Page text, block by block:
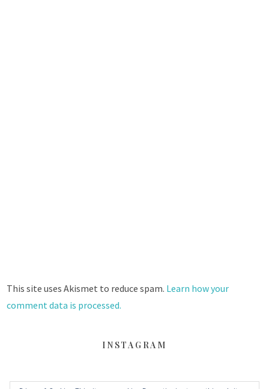
This site uses Akismet to reduce spam. Learn how your
comment data is processed.
INSTAGRAM